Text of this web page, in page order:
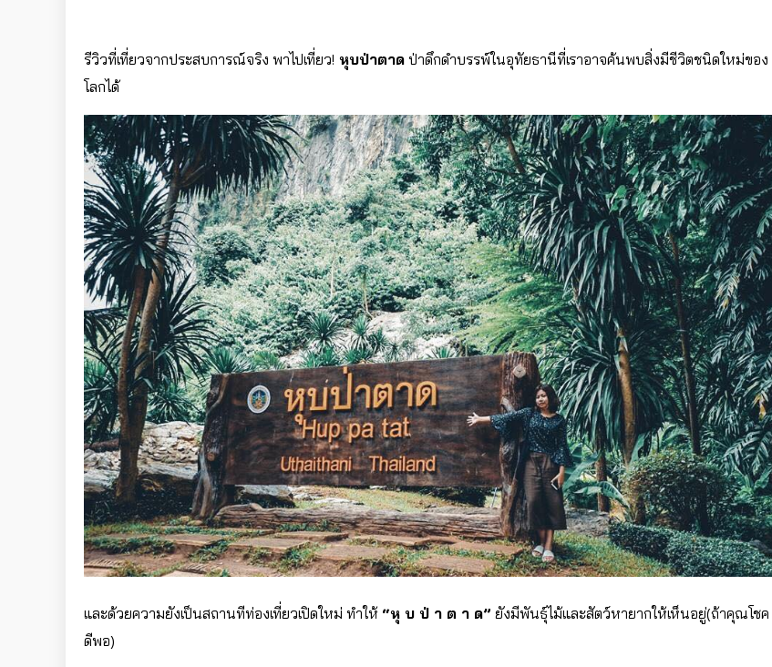
รีวิวที่เที่ยวจากประสบการณ์จริง พาไปเที่ยว! หุบป่าตาด ป่าดึกดำบรรพ์ในอุทัยธานีที่เราอาจค้นพบสิ่งมีชีวิตชนิดใหม่ของ
โลกได้
และด้วยความยังเป็นสถานทีท่องเที่ยวเปิดใหม่ ทำให้ “หุ บ ป่ า ต า ด” ยังมีพันธุ์ไม้และสัตว์หายากให้เห็นอยู่(ถ้าคุณโชค
ดีพอ)